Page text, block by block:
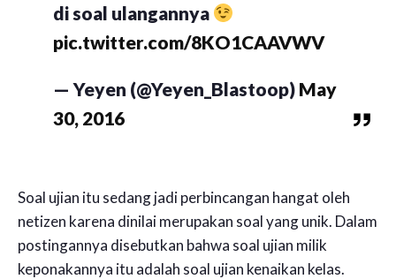
di soal ulangannya
pic.twitter.com/8KO1CAAVWV
— Yeyen (@Yeyen_Blastoop) May
30, 2016
Soal ujian itu sedang jadi perbincangan hangat oleh
netizen karena dinilai merupakan soal yang unik. Dalam
postingannya disebutkan bahwa soal ujian milik
keponakannya itu adalah soal ujian kenaikan kelas.